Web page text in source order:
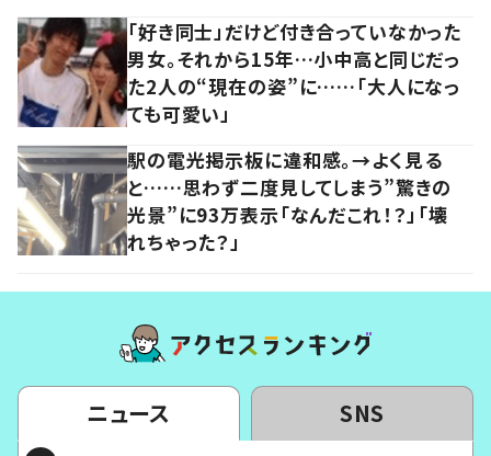
「好き同士」だけど付き合っていなかった
男女。それから15年…小中高と同じだっ
た2人の“現在の姿”に……「大人になっ
ても可愛い」
駅の電光掲示板に違和感。→よく見る
と……思わず二度見してしまう”驚きの
光景”に93万表示「なんだこれ！？」「壊
れちゃった？」
ニュース SNS